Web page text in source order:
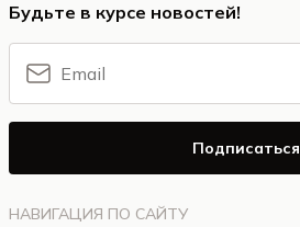
НАВИГАЦИЯ ПО САЙТУ
Будьте в курсе новостей!
Подписаться